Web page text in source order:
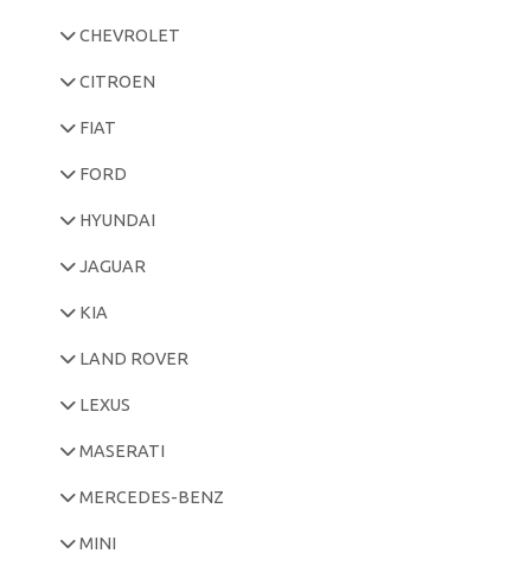
CHEVROLET
CITROEN
FIAT
FORD
HYUNDAI
JAGUAR
KIA
LAND ROVER
LEXUS
MASERATI
MERCEDES-BENZ
MINI